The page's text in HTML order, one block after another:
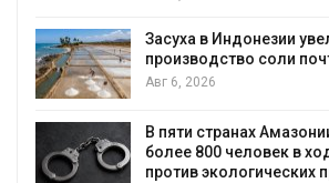
Засуха в Индонезии
производство соли
Авг 6, 2026
В пяти странах
более 800 человек в
против экологических